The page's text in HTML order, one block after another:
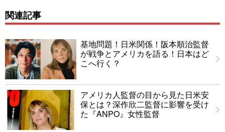
関連記事
基地問題！日米関係！阪本順治監督
が戦争とアメリカを語る！日本はど
こへ行く？
アメリカ人監督の目から見た日米安
保とは？深作欣二監督に影響を受け
た『ANPO』女性監督